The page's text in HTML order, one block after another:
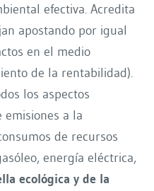
efectiva. Acredita
apostando por igual
en el medio
de la rentabilidad).
los aspectos
emisiones a la
de recursos
energía eléctrica,
ecológica y de la